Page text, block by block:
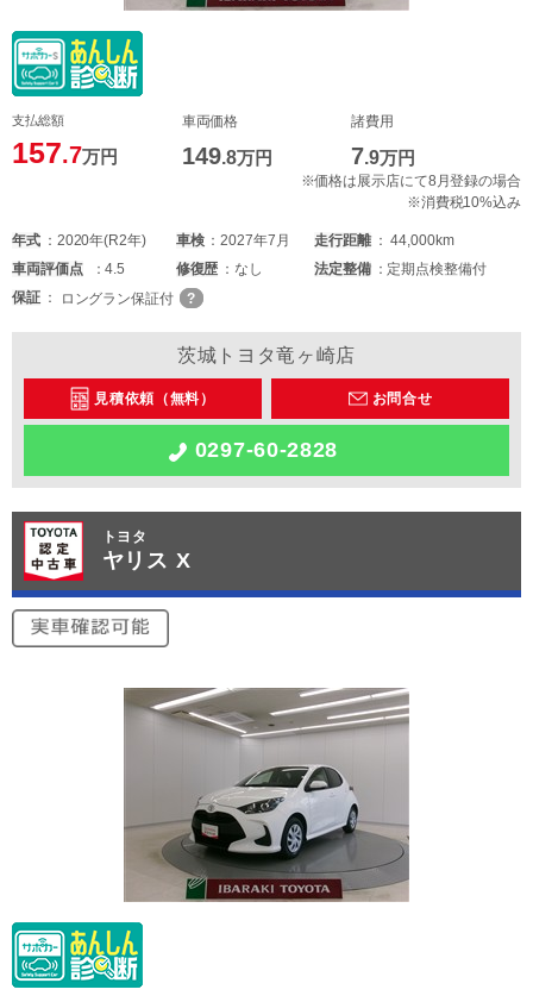
支払総額
157.7万円
車両価格
149.8万円
諸費用
7.9万円
※価格は展示店にて8月登録の場合
※消費税10%込み
年式 2020年(R2年) 車検 2027年7月 走行距離
44,000km
車両評価点 4.5 修復歴 なし 法定整備
定期点検整備付
保証
ロングラン保証付
茨城トヨタ竜ヶ崎店
見積依頼（無料） お問合せ
0297-60-2828
トヨタ
ヤリス X